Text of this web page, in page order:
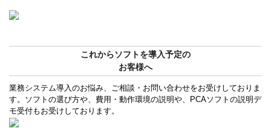
これからソフトを導入予定の
お客様へ
業務システム導入のお悩み、ご相談・お問い合わせをお受けしておりま
す。ソフトの選び方や、費用・動作環境の説明や、PCAソフトの説明デ
モ受付もお受けしております。